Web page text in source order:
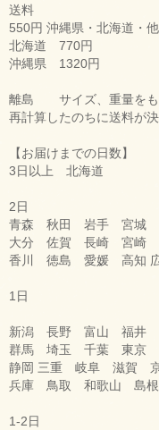
送料
550円 沖縄県・北海道・
北海道 770円
沖縄県 1320円
離島 サイズ、重量をも
再計算したのちに送料が決
【お届けまでの日数】
3日以上 北海道
2日
青森 秋田 岩手 宮城
大分 佐賀 長崎 宮崎
香川 徳島 愛媛 高知
1日
新潟 長野 富山 福井
群馬 埼玉 千葉 東京
静岡 三重 岐阜 滋賀
兵庫 鳥取 和歌山 島
1-2日